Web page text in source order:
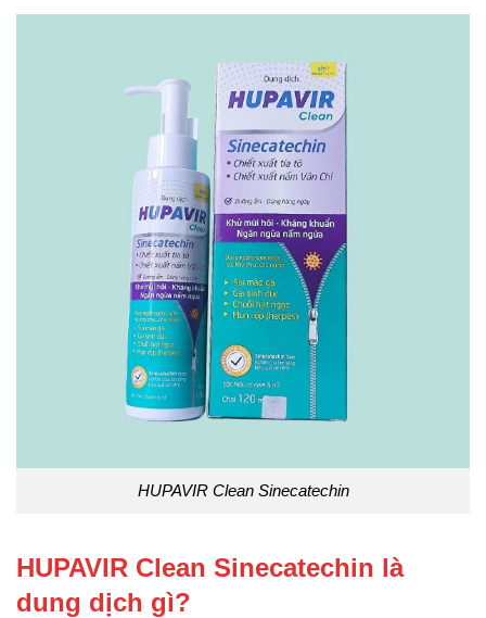
HUPAVIR Clean Sinecatechin
HUPAVIR Clean Sinecatechin là
dung dịch gì?